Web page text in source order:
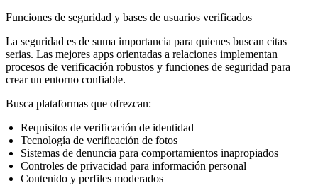
Funciones de seguridad y bases de usuarios verificados
La seguridad es de suma importancia para quienes buscan citas
serias. Las mejores apps orientadas a relaciones implementan
procesos de verificación robustos y funciones de seguridad para
crear un entorno confiable.
Busca plataformas que ofrezcan:
Requisitos de verificación de identidad
Tecnología de verificación de fotos
Sistemas de denuncia para comportamientos inapropiados
Controles de privacidad para información personal
Contenido y perfiles moderados